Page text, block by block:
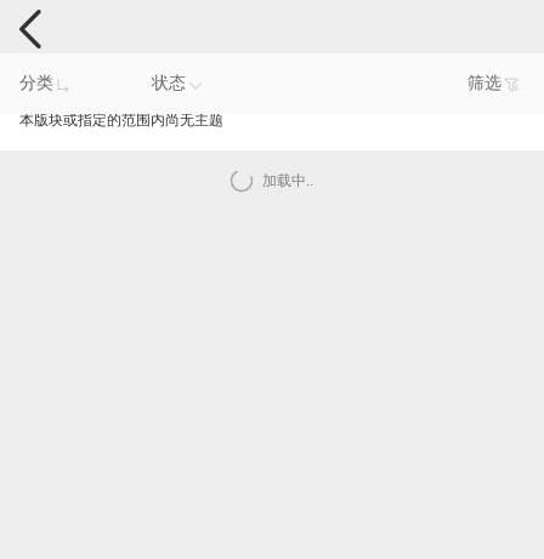
手机反馈
分类 状态 筛选
本版块或指定的范围内尚无主题
加载中..